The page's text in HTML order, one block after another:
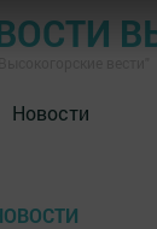
Новости